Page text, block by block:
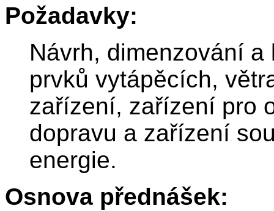
Požadavky:
Návrh, dimenzování
prvků vytápěcích,
zařízení, zařízení pro
dopravu a zařízení
energie.
Osnova přednášek: